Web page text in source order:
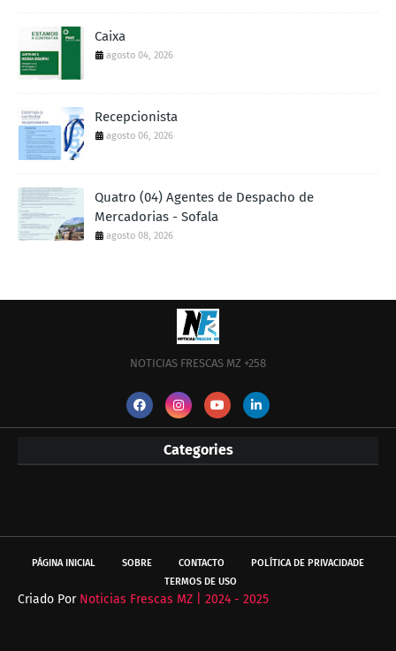
Caixa
agosto 04, 2026
Recepcionista
agosto 06, 2026
Quatro (04) Agentes de Despacho de
Mercadorias - Sofala
agosto 08, 2026
NOTICIAS FRESCAS MZ +258
Categories
PÁGINA INICIAL SOBRE CONTACTO
POLÍTICA DE PRIVACIDADE
TERMOS DE USO
Criado Por Noticias Frescas MZ | 2024 - 2025